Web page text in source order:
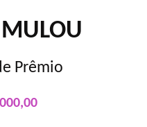
Prêmio